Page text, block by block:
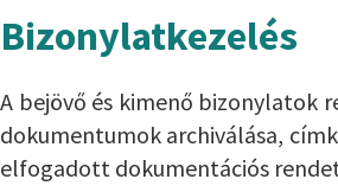
Bizonylatkezelés
A bejövő és kimenő bizonylatok
dokumentumok archiválása,
elfogadott dokumentációs